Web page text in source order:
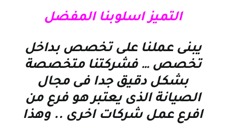
التميز اسلوبنا المفضل
يبنى عملنا على تخصص بداخل
تخصص … فشركتنا متخصصة
بشكل دقيق جدا فى مجال
الصيانة الذى يعتبر هو فرع من
افرع عمل شركات اخرى .. وهذا